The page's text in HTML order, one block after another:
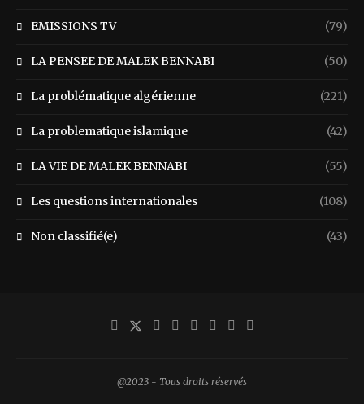
EMISSIONS TV (79)
LA PENSEE DE MALEK BENNABI (50)
La problématique algérienne (221)
La problematique islamique (42)
LA VIE DE MALEK BENNABI (55)
Les questions internationales (108)
Non classifié(e) (43)
@2023 - Tous droits réservés